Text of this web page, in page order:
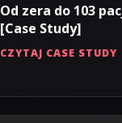
Od zera do 103
[Case Study]
CZYTAJ CASE STUDY